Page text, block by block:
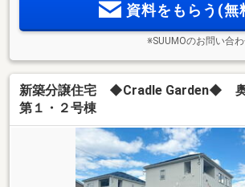
資料をもらう(無
※SUUMOのお問い合
新築分譲住宅 ◆Cradle Garden◆ 奥
第１・２号棟